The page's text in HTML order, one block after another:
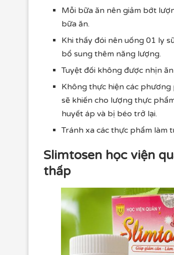
Mỗi bữa ăn nên giảm bớt
bữa ăn.
Khi thấy đói nên uống 01 ly
bổ sung thêm năng lượng.
Tuyệt đối không được nhịn
Không thực hiện các
sẽ khiến cho lượng thực
huyết áp và bị béo trở lại.
Tránh xa các thực phẩm làm
Slimtosen học viện
thấp